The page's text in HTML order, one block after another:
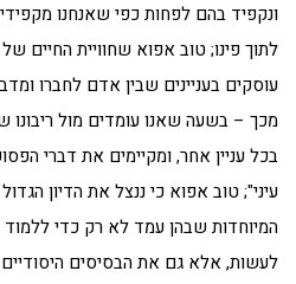
ונקפיד בהם לפחות כפי שאנחנו
לתוך פינו; טוב אפוא שחוויית החיים
עוסקים בעניינים שבין אדם לחברו
מכך – בשעה שאנו עומדים מול ריבונו
בכל עניין אחר, ומקיימים את דברי
עיני"; טוב אפוא כי ננצל את הדיון
המיוחדות שבהן עמד לא רק כדי ללמוד
לעשות, אלא גם את הבסיסים